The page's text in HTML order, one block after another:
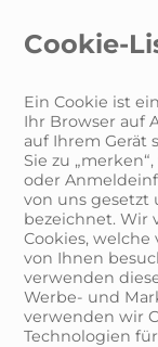
Cookie-
Ein Cookie ist
Ihr Browser auf
auf Ihrem Gerät
Sie zu
oder
von uns gesetzt
bezeichnet. Wir
Cookies,
von Ihnen
verwenden
Werbe- und
verwenden wir
Technologien